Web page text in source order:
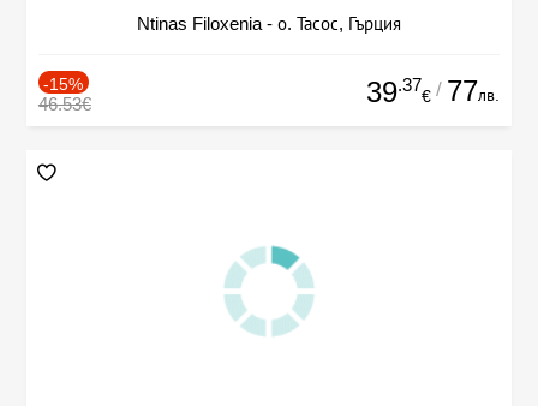
Ntinas Filoxenia - о. Тасос, Гърция
-15%
46.53€ 39.37
€ / 77лв.